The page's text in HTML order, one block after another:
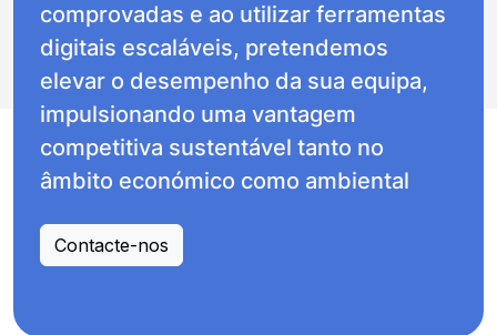
comprovadas e ao utilizar ferramentas
digitais escaláveis, pretendemos
elevar o desempenho da sua equipa,
impulsionando uma vantagem
competitiva sustentável tanto no
âmbito económico como ambiental
Contacte-nos